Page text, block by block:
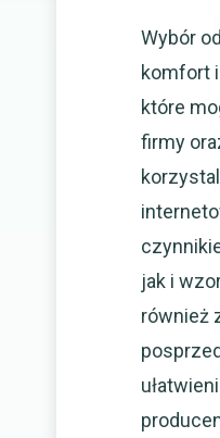
Wybór
komfort
które
firmy
jak i
również